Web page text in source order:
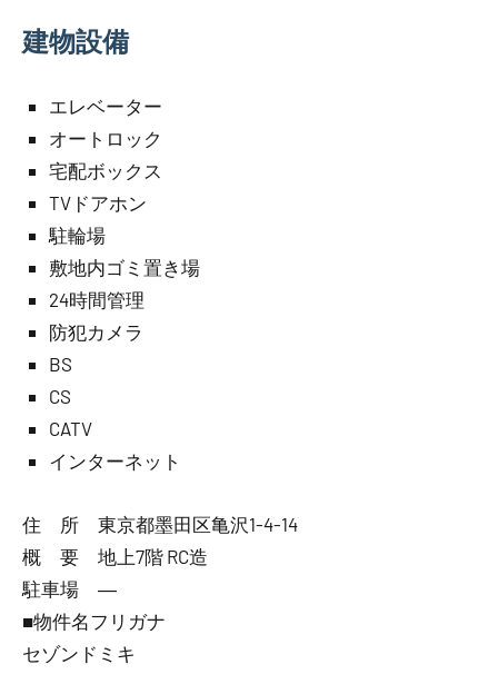
建物設備
エレベーター
オートロック
宅配ボックス
TVドアホン
駐輪場
敷地内ゴミ置き場
24時間管理
防犯カメラ
BS
CS
CATV
インターネット
住 所 東京都墨田区亀沢1-4-14
概 要 地上7階 RC造
駐車場 ―
■物件名フリガナ
セゾンドミキ